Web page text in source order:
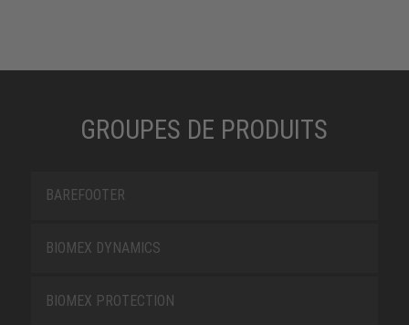
GROUPES DE PRODUITS
BAREFOOTER
BIOMEX DYNAMICS
BIOMEX PROTECTION